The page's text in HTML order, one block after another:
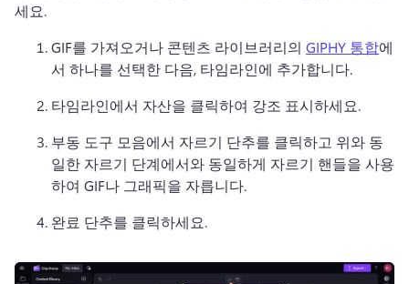
세요.
GIF를 가져오거나 콘텐츠 라이브러리의 GIPHY 통합에
서 하나를 선택한 다음, 타임라인에 추가합니다.
타임라인에서 자산을 클릭하여 강조 표시하세요.
부동 도구 모음에서 자르기 단추를 클릭하고 위와 동
일한 자르기 단계에서와 동일하게 자르기 핸들을 사용
하여 GIF나 그래픽을 자릅니다.
완료 단추를 클릭하세요.